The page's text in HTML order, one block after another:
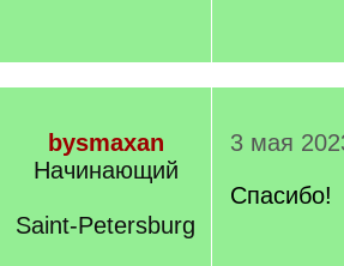
bysmaxan
Начинающий
Saint-Petersburg
3 мая
Спасибо!